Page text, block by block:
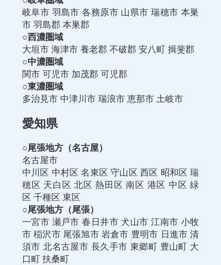
岐阜市 羽島市 各務原市 山県市 瑞穂市 本巣
市 羽島郡 本巣郡
○西濃圏域
大垣市 海津市 養老郡 不破郡 安八町
揖斐郡
○中濃圏域
関市 可児市 加茂郡 可児郡
○東濃圏域
多治見市 中津川市 瑞浪市 恵那市 土岐市
愛知県
○尾張地方（名古屋）
名古屋市
中川区 中村区 名東区 守山区 西区 昭和区 瑞
穂区 天白区 北区 熱田区 南区 港区 中区 緑
区 千種区 東区
○尾張地方（尾張）
一宮市 瀬戸市 春日井市 犬山市 江南市 小牧
市 稲沢市 尾張旭市 岩倉市 豊明市 日進市 清
須市 北名古屋市 長久手市 東郷町 豊山町
大
口町
扶桑町